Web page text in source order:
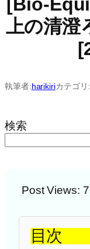
上の清澄
執筆者:harikiriカテゴリ:
検索
Post Views:
目次